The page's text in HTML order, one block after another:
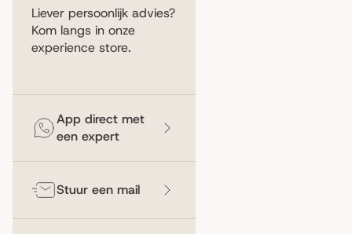
Liever persoonlijk advies?
Kom langs in onze
experience store.
App direct met
een expert
Stuur een mail